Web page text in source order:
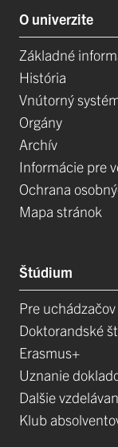
O univerzite
Základné
História
Vnútorný
Orgány
Archív
Informácie pre
Ochrana
Mapa stránok
Štúdium
Pre uchádzačov
Doktorandské
Erasmus+
Uznanie
Dalšie
Klub